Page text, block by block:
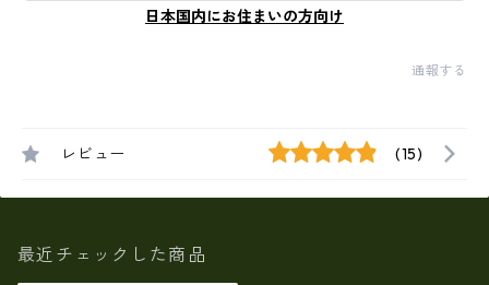
日本国内にお住まいの方向け
通報する
レビュー (15)
最近チェックした商品